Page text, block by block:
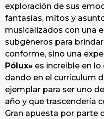
exploración de sus
fantasías, mitos y
musicalizados con una
subgéneros para
conforme, sino una
Pólux» es increíble en
dando en el currículum
ejemplar para ser uno
año y que trascendería
Gran apuesta por parte